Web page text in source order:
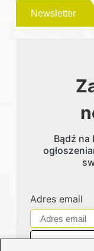
Newsletter
Bądź na
Adres email